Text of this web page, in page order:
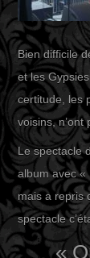
Bien difficile
et les
certitude, les
voisins, n’ont
Le spectacle
album avec «
mais a repris
spectacle
«